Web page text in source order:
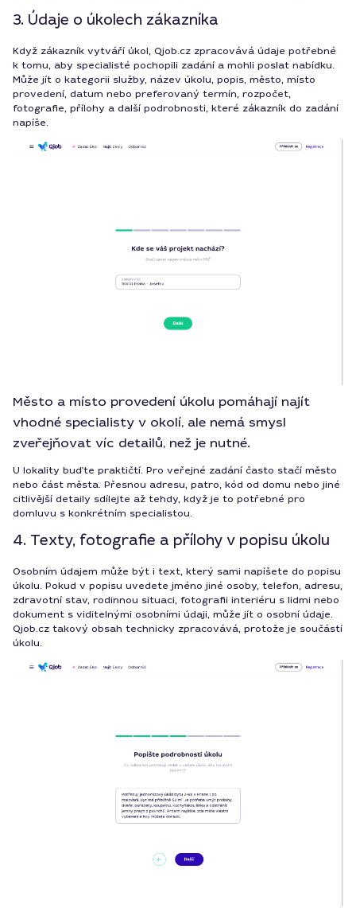
3. Údaje o úkolech zákazníka
Když zákazník vytváří úkol, Qjob.cz zpracovává údaje potřebné
k tomu, aby specialisté pochopili zadání a mohli poslat nabídku.
Může jít o kategorii služby, název úkolu, popis, město, místo
provedení, datum nebo preferovaný termín, rozpočet,
fotografie, přílohy a další podrobnosti, které zákazník do zadání
napíše.
Město a místo provedení úkolu pomáhají najít
vhodné specialisty v okolí, ale nemá smysl
zveřejňovat víc detailů, než je nutné.
U lokality buďte praktičtí. Pro veřejné zadání často stačí město
nebo část města. Přesnou adresu, patro, kód od domu nebo jiné
citlivější detaily sdílejte až tehdy, když je to potřebné pro
domluvu s konkrétním specialistou.
4. Texty, fotografie a přílohy v popisu úkolu
Osobním údajem může být i text, který sami napíšete do popisu
úkolu. Pokud v popisu uvedete jméno jiné osoby, telefon, adresu,
zdravotní stav, rodinnou situaci, fotografii interiéru s lidmi nebo
dokument s viditelnými osobními údaji, může jít o osobní údaje.
Qjob.cz takový obsah technicky zpracovává, protože je součástí
úkolu.